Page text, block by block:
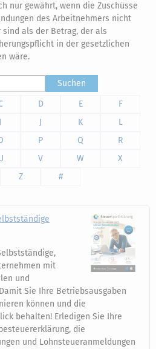
nur gewährt, wenn die Zuschüsse
des Arbeitnehmers nicht
als der Betrag, der als
in der gesetzlichen
wäre.
Suchen
D E
F
I J K
L
P Q
R
V W
X
Z #
mit
und
Sie Ihre Betriebsausgaben
können und die
behalten! Erledigen Sie Ihre
die
und Lohnsteueranmeldungen